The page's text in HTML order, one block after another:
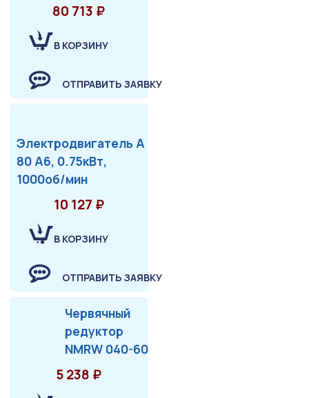
80 713 ₽
В КОРЗИНУ
ОТПРАВИТЬ ЗАЯВКУ
Электродвигатель А
80 А6, 0.75кВт,
1000об/мин
10 127 ₽
В КОРЗИНУ
ОТПРАВИТЬ ЗАЯВКУ
Червячный
редуктор
NMRW 040-60
5 238 ₽